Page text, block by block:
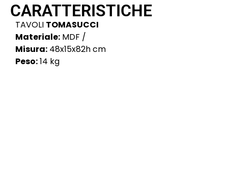
CARATTERISTICHE
TAVOLI TOMASUCCI
Materiale: MDF /
Misura: 48x15x82h cm
Peso:14 kg